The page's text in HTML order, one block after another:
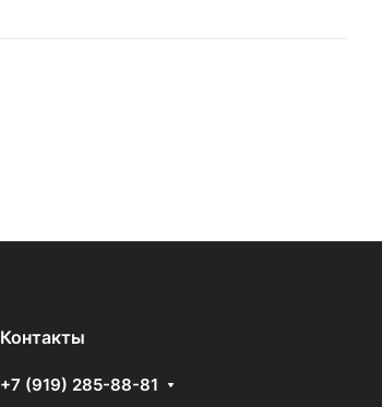
Контакты
+7 (919) 285-88-81